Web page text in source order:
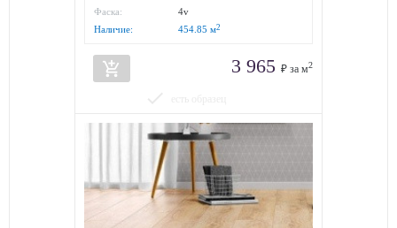
Фаска:
4v
Наличие:
454.85 м2
add_shopping_cart 3 965 ₽ за м2